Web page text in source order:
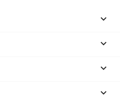



keyboard_arrow_down